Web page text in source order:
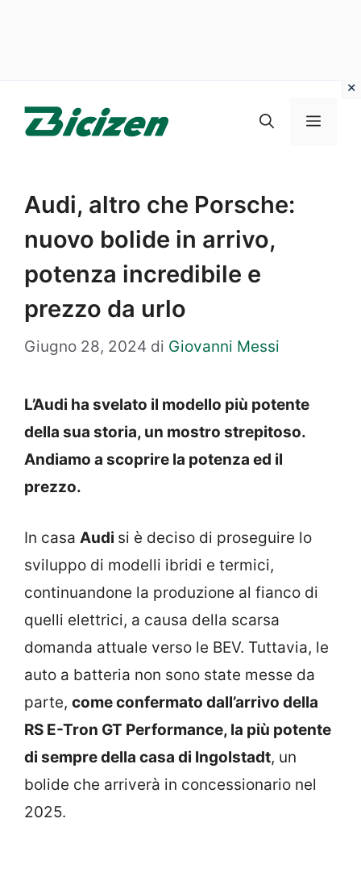
Menu
Audi, altro che Porsche:
nuovo bolide in arrivo,
potenza incredibile e
prezzo da urlo
Giugno 28, 2024 di Giovanni Messi
L’Audi ha svelato il modello più potente
della sua storia, un mostro strepitoso.
Andiamo a scoprire la potenza ed il
prezzo.
In casa Audi si è deciso di proseguire lo
sviluppo di modelli ibridi e termici,
continuandone la produzione al fianco di
quelli elettrici, a causa della scarsa
domanda attuale verso le BEV. Tuttavia, le
auto a batteria non sono state messe da
parte, come confermato dall’arrivo della
RS E-Tron GT Performance, la più potente
di sempre della casa di Ingolstadt, un
bolide che arriverà in concessionario nel
2025.